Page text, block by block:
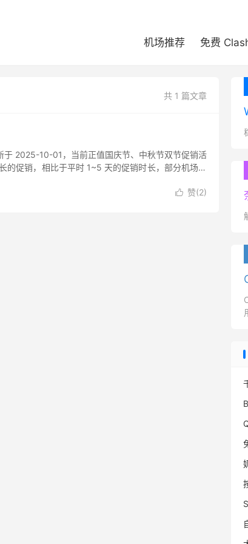
机场推荐 免费
共 1 篇文章
于 2025-10-01，当前正值国庆节、中秋节双节促销活
的促销，相比于平时 1~5 天的促销时长，部分机场此
 赞(2)